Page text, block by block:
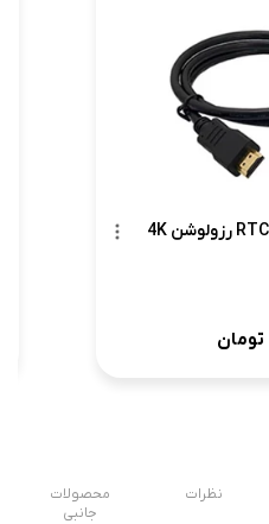
تومان
نظرات
محصولات
جانبی